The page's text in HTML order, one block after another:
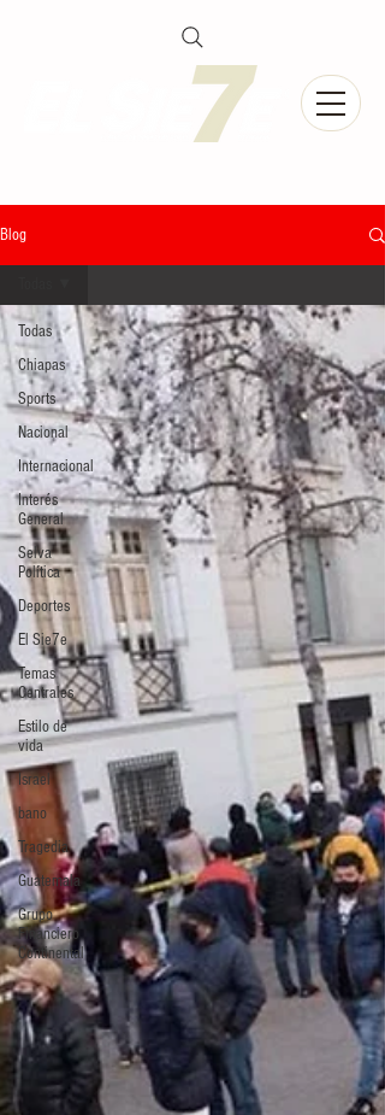
Blog
Todas
Chiapas
Sports
Nacional
Internacional
Interés
General
Selva
Política
Deportes
El Sie7e
Temas
Centrales
Estilo de
vida
Israel
bano
Tragedia
Guatemala
Grupo
Financiero
Continental